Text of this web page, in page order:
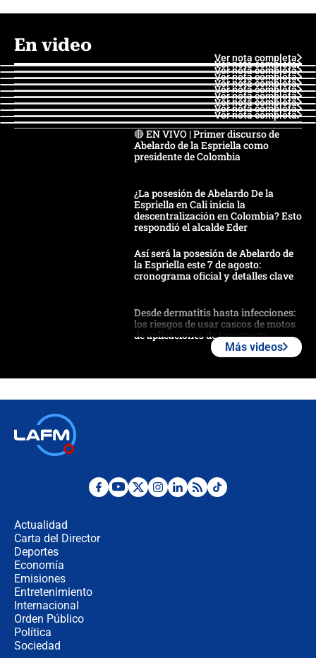
En video
Ver nota completa
Ver nota completa
Ver nota completa
Ver nota completa
Ver nota completa
Ver nota completa
Ver nota completa
Ver nota completa
Ver nota completa
Ver nota completa
🔴 EN VIVO | Primer discurso de
Abelardo de la Espriella como
presidente de Colombia
¿La posesión de Abelardo De la
Espriella en Cali inicia la
descentralización en Colombia? Esto
respondió el alcalde Eder
Así será la posesión de Abelardo de
la Espriella este 7 de agosto:
cronograma oficial y detalles clave
Desde dermatitis hasta infecciones:
los riesgos de usar cascos de motos
de aplicaciones de transporte
Posesión de Abelardo De La Espriella
Más videos
Actualidad
Carta del Director
Deportes
Economía
Emisiones
Entretenimiento
Internacional
Orden Público
Política
Sociedad